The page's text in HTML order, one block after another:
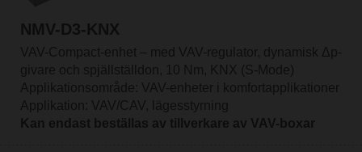
NMV-D3-KNX
VAV-Compact-enhet – med VAV-regulator, dynamisk Δp-
givare och spjällställdon, 10 Nm, KNX (S-Mode)
Applikationsområde: VAV-enheter i komfortapplikationer
Applikation: VAV/CAV, lägesstyrning
Kan endast beställas av tillverkare av VAV-boxar